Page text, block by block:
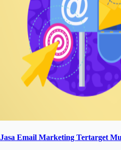
Jasa Email Marketing Tertarget